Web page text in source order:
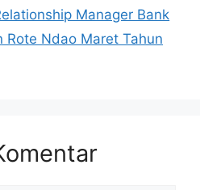
Manager Bank
Rote Ndao Maret Tahun